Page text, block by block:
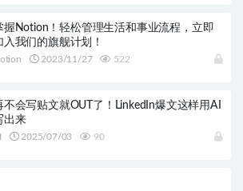
握Notion！轻松管理生活和事业流程，立即
入我们的旗舰计划！
2023/11/27 522
不会写贴文就OUT了！LinkedIn爆文这样用AI
出来
2025/07/03 90